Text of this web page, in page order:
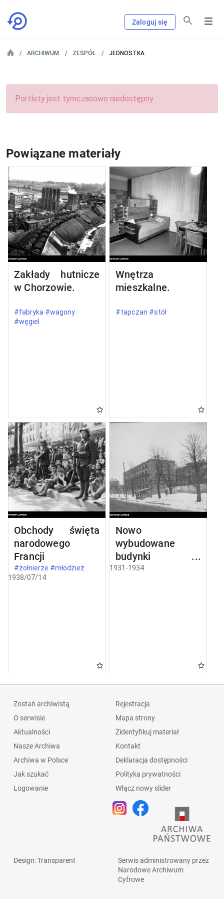
Zaloguj się
ARCHIWUM ZESPÓŁ JEDNOSTKA
Portlety jest tymczasowo niedostępny.
Powiązane materiały
Zakłady hutnicze
w Chorzowie.
#fabryka #wagony
#węgiel
Wnętrza
mieszkalne.
#tapczan #stół
Obchody święta
narodowego
Francji
#żołnierze #młodzież
1938/07/14
Nowo
wybudowane
budynki w
Częstochowie
1931-1934
Zostań archiwistą
O serwisie
Aktualności
Nasze Archiwa
Archiwa w Polsce
Jak szukać
Logowanie
Rejestracja
Mapa strony
Zidentyfikuj materiał
Kontakt
Deklaracja dostępności
Polityka prywatności
Włącz nowy slider
Design: Transparent
Serwis administrowany przez
Narodowe Archiwum
Cyfrowe